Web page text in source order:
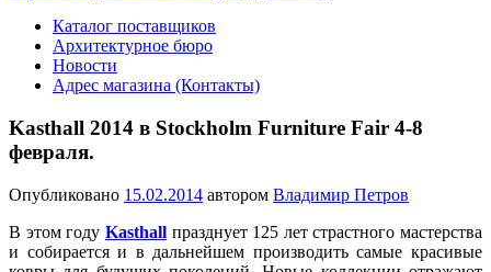
Каталог поставщиков
Архитектурное бюро
Новости
Адрес магазина (Контакты)
Kasthall 2014 в Stockholm Furniture Fair 4-8
февраля.
Опубликовано 15.02.2014 автором Владимир Петров
В этом году Kasthallпразднует 125 лет страстного мастерства
и собирается и в дальнейшем производить самые красивые